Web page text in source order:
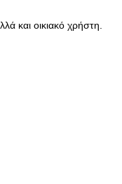
και οικιακό χρήστη.